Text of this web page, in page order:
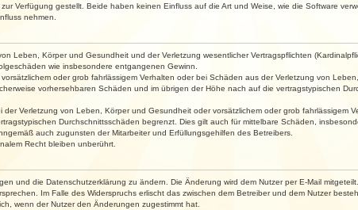
Verfügung gestellt. Beide haben keinen Einfluss auf die Art und Weise, wie die Software
nehmen.
Leben, Körper und Gesundheit und der Verletzung wesentlicher Vertragspflichten
wie insbesondere entgangenen Gewinn.
oder grob fahrlässigem Verhalten oder bei Schäden aus der Verletzung von
vorhersehbaren Schäden und im übrigen der Höhe nach auf die vertragstypischen
Verletzung von Leben, Körper und Gesundheit oder vorsätzlichem oder grob fahrlässigem
Durchschnittsschäden begrenzt. Dies gilt auch für mittelbare Schäden,
auch zugunsten der Mitarbeiter und Erfüllungsgehilfen des Betreibers.
Recht bleiben unberührt.
und die Datenschutzerklärung zu ändern. Die Änderung wird dem Nutzer per E-Mail mitgeteilt.
Im Falle des Widerspruchs erlischt das zwischen dem Betreiber und dem Nutzer
wenn der Nutzer den Änderungen zugestimmt hat.